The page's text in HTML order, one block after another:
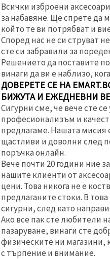
Всички изброени
за набавяне. Ще спрете да
който те ви потрябват и
Според нас не си струват
сте си забравили за
Решението да поставите
винаги да ви е наблизо,
ДОВЕРЕТЕ СЕ НА
БИЖУТА И ЕЖЕДНЕВНИ
Сигурни сме, че вече сте
професионализъм и
предлагаме. Нашата мисия
щастливи и доволни след
поръчка онлайн.
Вече почти 20 години ние
нашите клиенти от
цени. Това никога не е
предлаганите стоки. В
сигурни, след като
Ако все пак сте любители
пазаруване, винаги сте
физическите ни
с търпение и внимание.